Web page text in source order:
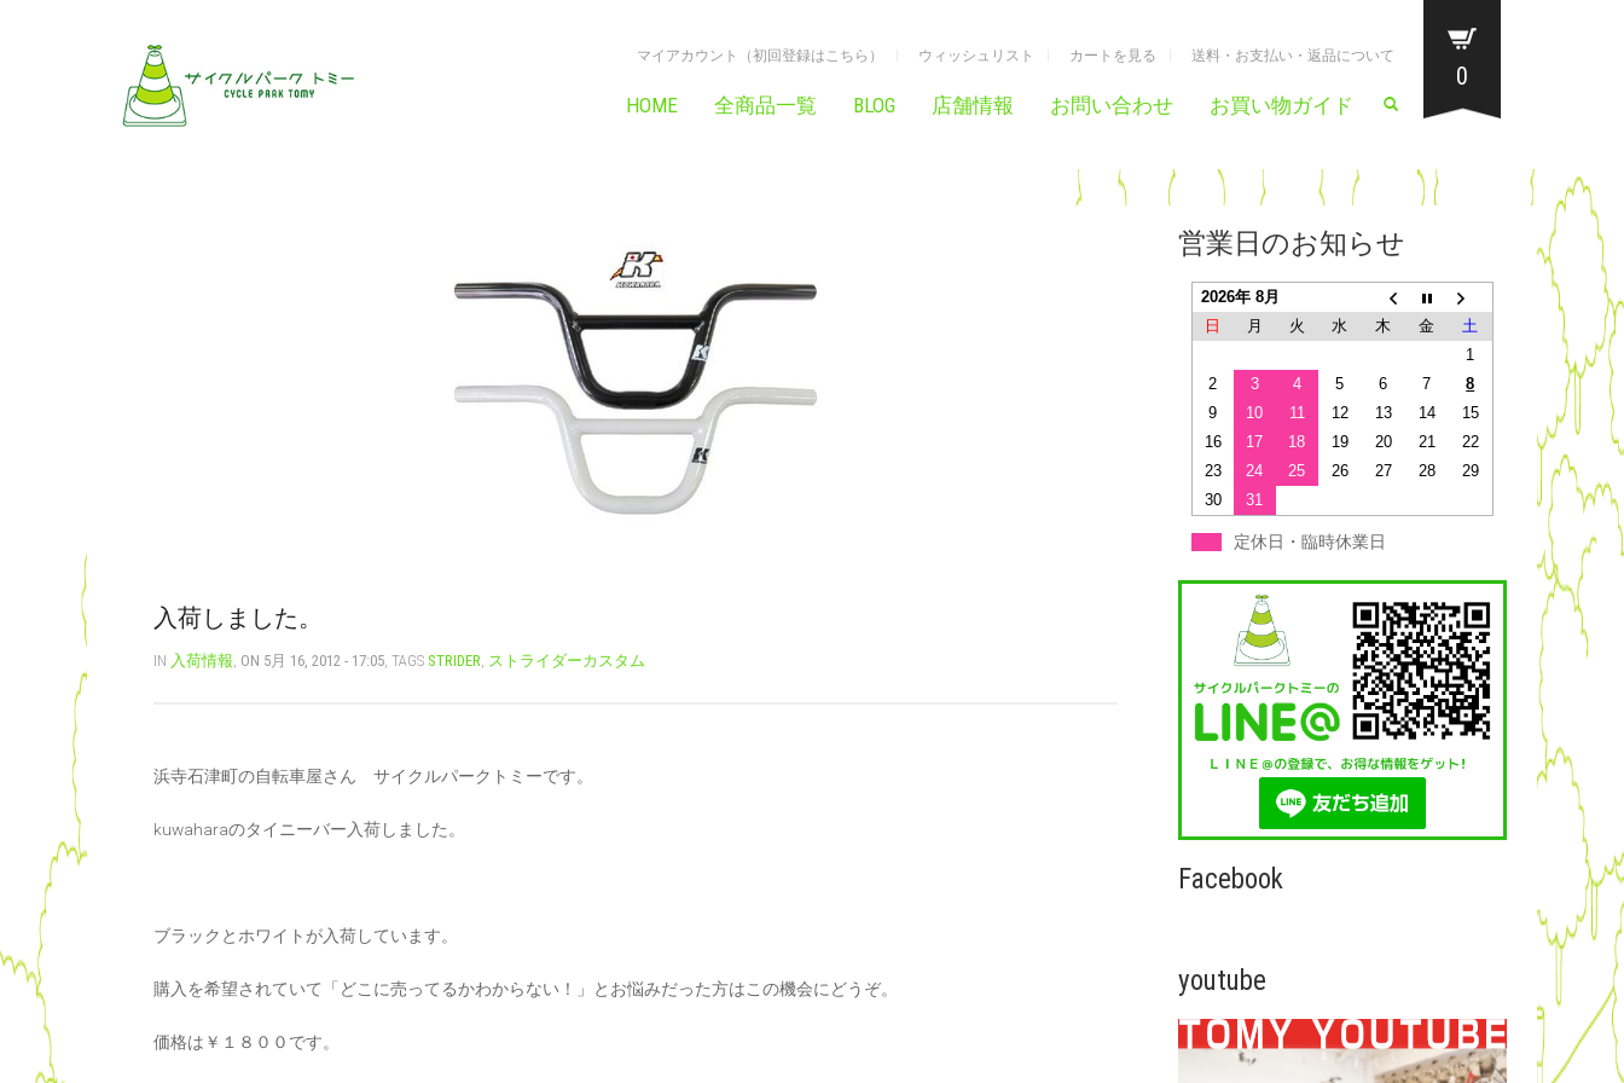
マイアカウント（初回登録はこちら） ウィッシュリスト カートを見る 送料・お支払い・返品について
HOME 全商品一覧 BLOG 店舗情報 お問い合わせ お買い物ガイド
0
入荷しました。
IN 入荷情報, ON 5月 16, 2012 - 17:05, TAGS STRIDER, ストライダーカスタム
浜寺石津町の自転車屋さん サイクルパークトミーです。
kuwaharaのタイニーバー入荷しました。
ブラックとホワイトが入荷しています。
購入を希望されていて「どこに売ってるかわからない！」とお悩みだった方はこの機会にどうぞ。
価格は￥１８００です。
営業日のお知らせ
2026年 8月
日
月 火 水 木 金
土
1
2
3 4 5 6 7
8
9
10 11 12 13 14
15
16
17 18 19 20 21
22
23
24 25 26 27 28
29
30
31
定休日・臨時休業日
Facebook
youtube